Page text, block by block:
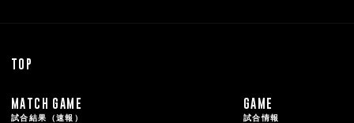
TOP
MATCH GAME
試合結果（速報）
GAME
試合情報